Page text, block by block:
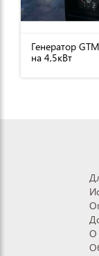
Генератор
на 4,5кВт
О